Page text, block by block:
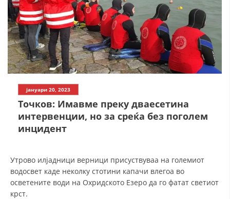
ИСТОРИЈАТ НА ЦКРМ
ИСТОРИЈАТ НА ДВИЖЕЊЕТО
СТРУКТУРА НА ОРГАНИЗАЦИЈАТА
ЧЛЕНСТВО ВО ПРОФЕСИОНАЛНИ ТЕЛА
СТАТУТ НА ЦКРМ
јануари 20, 2023
Точков: Имавме преку дваесетина
интервенции, но за среќа без поголем
инцидент
Утрово илјадници верници присуствуваа на големиот
водосвет каде неколку стотини капачи влегоа во
осветените води на Охридското Езеро да го фатат светиот
крст.